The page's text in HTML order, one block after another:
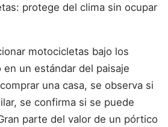
protege del clima sin ocupar
motocicletas bajo los
un estándar del paisaje
una casa, se observa si
se confirma si se puede
parte del valor de un pórtico